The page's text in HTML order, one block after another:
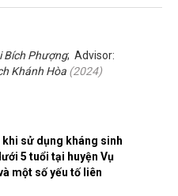
sử dụng kháng sinh
5 tuổi tại huyện Vụ
một số yếu tố liên
Bích Phượng; Advisor:
Khánh Hòa (2024)